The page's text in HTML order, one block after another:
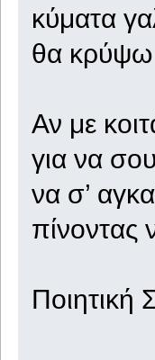
κύματα
θα κρύψω
Αν με
για να
να σ’
πίνοντας
Ποιητική